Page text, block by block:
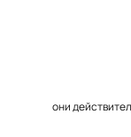
они